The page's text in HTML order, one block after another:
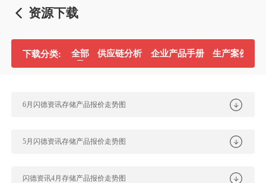
资源下载
下载分类: 全部 供应链分析 企业产品手册 生产案例分析
​6月闪德资讯存储产品报价走势图
5月闪德资讯存储产品报价走势图
闪德资讯4月存储产品报价走势图